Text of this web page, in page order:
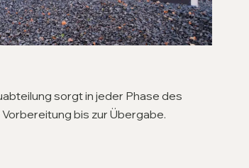
sorgt in jeder Phase des
bis zur Übergabe.